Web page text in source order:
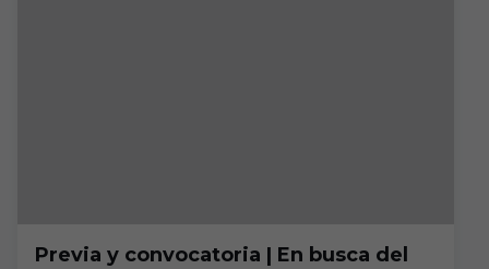
Previa y convocatoria | En busca del